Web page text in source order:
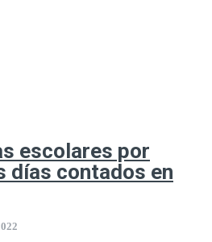
escolares por
días contados en